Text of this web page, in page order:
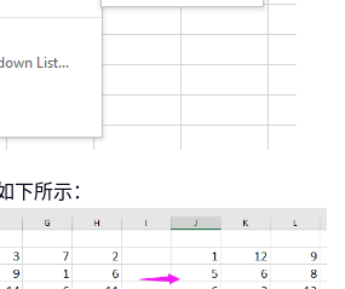
下所示：